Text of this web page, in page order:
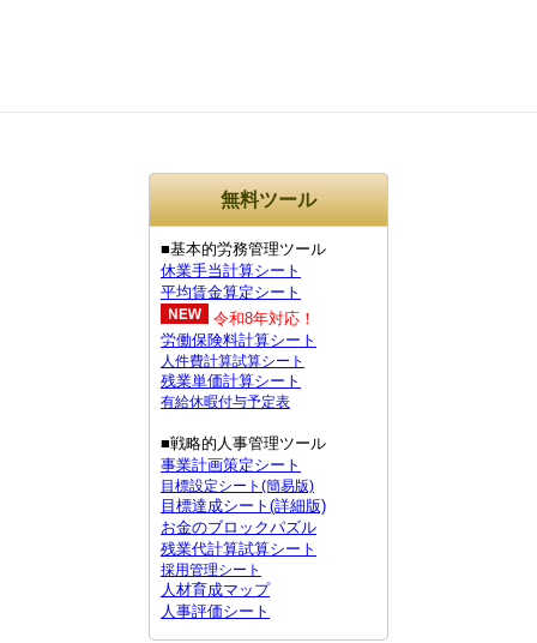
無料ツール
■基本的労務管理ツール
休業手当計算シート
平均賃金算定シート
令和8年対応！
労働保険料計算シート
人件費計算試算シート
残業単価計算シート
有給休暇付与予定表
■戦略的人事管理ツール
事業計画策定シート
目標設定シート(簡易版)
目標達成シート(詳細版)
お金のブロックパズル
残業代計算試算シート
採用管理シート
人材育成マップ
人事評価シート